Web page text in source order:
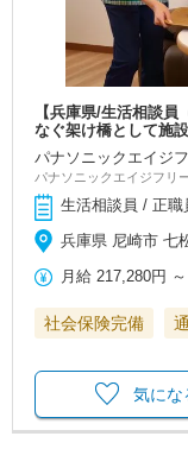
【兵庫県/生活相談
なぐ架け橋として施
パナソニックエイジ
パナソニックエイジフリ
生活相談員 / 正職
兵庫県 尼崎市 七
月給 217,280円 ～
社会保険完備
気にな